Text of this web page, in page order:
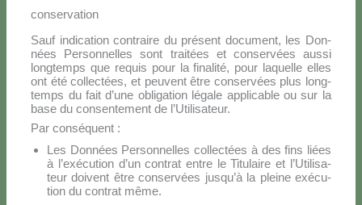
conservation
Sauf in­di­ca­tion con­trai­re du pré­sent do­cu­ment, les Don­
nées Per­son­nel­les sont trai­tées et con­ser­vées aus­si
long­temps que re­quis pour la fi­na­li­té, pour la­quel­le el­les
ont été col­lec­tées, et peu­vent être con­ser­vées plus long­
temps du fait d’une obli­ga­tion lé­ga­le ap­pli­ca­ble ou sur la
ba­se du con­sen­te­ment de l’Utilisateur.
Par con­sé­quent :
Les Don­nées Per­son­nel­les col­lec­tées à des fins liées
à l’e­xé­cu­tion d’un con­trat en­tre le Ti­tu­lai­re et l’U­ti­li­sa­
teur doi­vent être con­ser­vées ju­squ’à la plei­ne exé­cu­
tion du con­trat mê­me.